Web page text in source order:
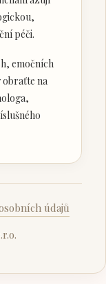
péči.
emočních
obraťte na
údajů